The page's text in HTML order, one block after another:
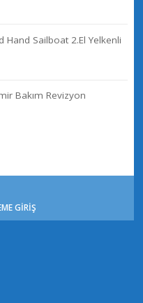
Hand Sailboat 2.El Yelkenli
Bakım Revizyon
GİRİŞ